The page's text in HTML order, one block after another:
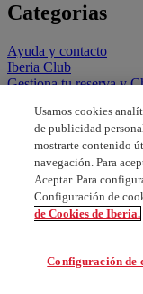
Categorias
Ayuda y contacto
Iberia Club
Gestiona tu reserva y
Todo el equipaje y
Menores, familias,
Tarifas, descuentos,
Vuelos y servicios en
Nuestras clases y
Usamos cookies
de publicidad
mostrarte contenido
navegación. Para
Aceptar. Para
Configuración de
de Cookies de Iberia.
Configuración de